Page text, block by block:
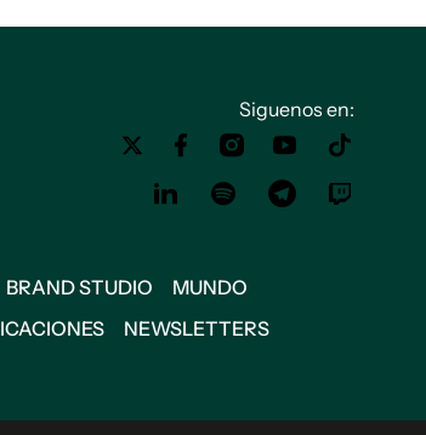
Siguenos en:
BRAND STUDIO
MUNDO
NEWSLETTERS